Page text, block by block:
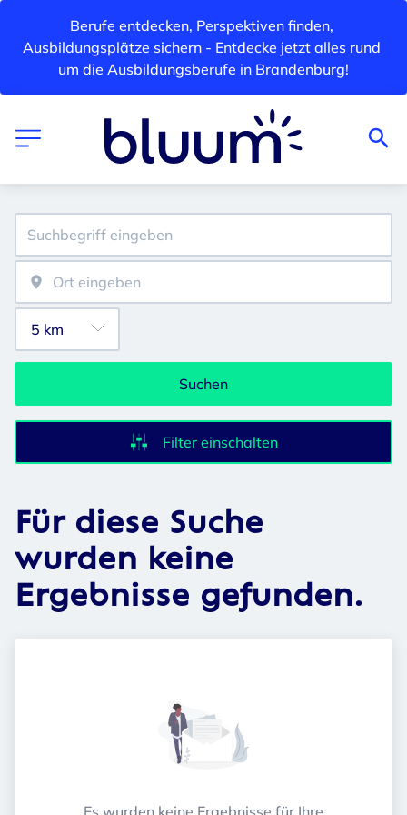
Berufe entdecken, Perspektiven finden,
Ausbildungsplätze sichern - Entdecke jetzt alles rund
um die Ausbildungsberufe in Brandenburg!
Suchen
Filter einschalten
Für diese Suche
wurden keine
Ergebnisse gefunden.
Es wurden keine Ergebnisse für Ihre